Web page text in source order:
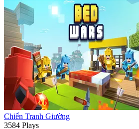
Chiến Tranh Giường
3584 Plays